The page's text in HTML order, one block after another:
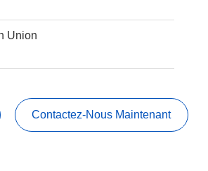
Union
Contactez-Nous Maintenant